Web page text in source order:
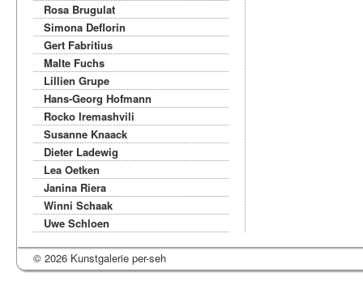
Rosa Brugulat
Simona Deflorin
Gert Fabritius
Malte Fuchs
Lillien Grupe
Hans-Georg Hofmann
Rocko Iremashvili
Susanne Knaack
Dieter Ladewig
Lea Oetken
Janina Riera
Winni Schaak
Uwe Schloen
© 2026 Kunstgalerie per-seh